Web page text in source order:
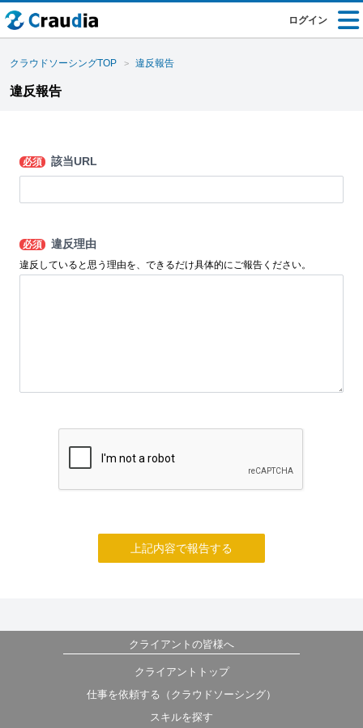
ログイン
クラウドソーシングTOP 違反報告
違反報告
必須 該当URL
必須 違反理由
違反していると思う理由を、できるだけ具体的にご報告ください。
上記内容で報告する
クライアントの皆様へ
クライアントトップ
仕事を依頼する（クラウドソーシング）
スキルを探す